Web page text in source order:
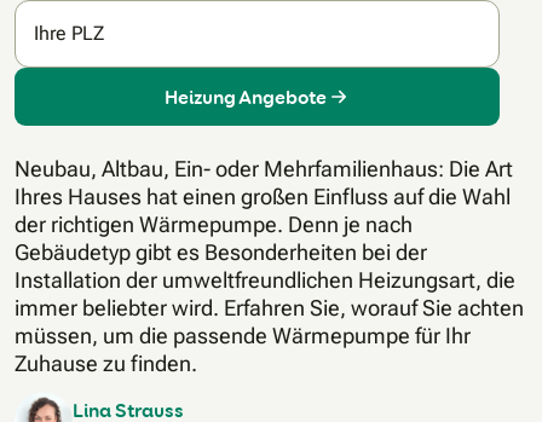
Ihre PLZ
Heizung Angebote
Neubau, Altbau, Ein- oder Mehrfamilienhaus: Die Art
Ihres Hauses hat einen großen Einfluss auf die Wahl
der richtigen Wärmepumpe. Denn je nach
Gebäudetyp gibt es Besonderheiten bei der
Installation der umweltfreundlichen Heizungsart, die
immer beliebter wird. Erfahren Sie, worauf Sie achten
müssen, um die passende Wärmepumpe für Ihr
Zuhause zu finden.
Lina Strauss